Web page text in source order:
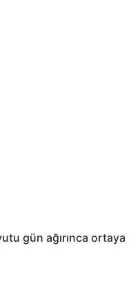
gün ağırınca ortaya